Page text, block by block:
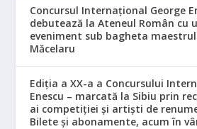
Concursul Internațional George
debutează la Ateneul Român cu
eveniment sub bagheta
Măcelaru
Ediția a XX-a a Concursului
Enescu – marcată la Sibiu prin
ai competiției și artiști de
Bilete și abonamente, acum în